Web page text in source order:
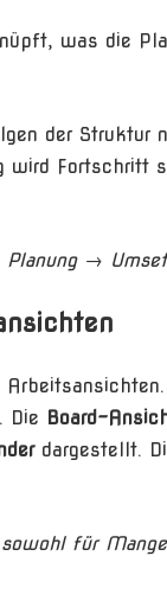
was die
der Struktur
Fortschritt
Planung →
Die Board-
dargestellt.
für